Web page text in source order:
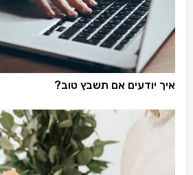
איך יודעים אם תשבץ טוב?